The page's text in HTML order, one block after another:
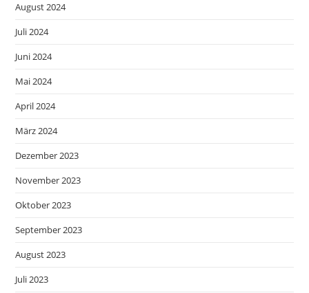
August 2024
Juli 2024
Juni 2024
Mai 2024
April 2024
März 2024
Dezember 2023
November 2023
Oktober 2023
September 2023
August 2023
Juli 2023